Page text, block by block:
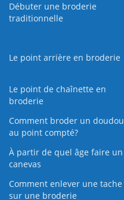
Débuter une broderie
traditionnelle
Le point arrière en broderie
Le point de chaînette en
broderie
Comment broder un doudou
au point compté?
À partir de quel âge faire un
canevas
Comment enlever une tache
sur une broderie